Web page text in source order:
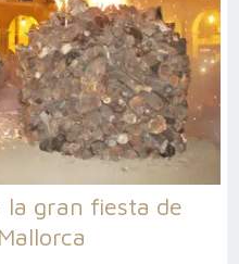
la gran fiesta de